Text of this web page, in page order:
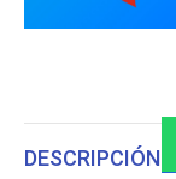
DESCRIPCIÓN